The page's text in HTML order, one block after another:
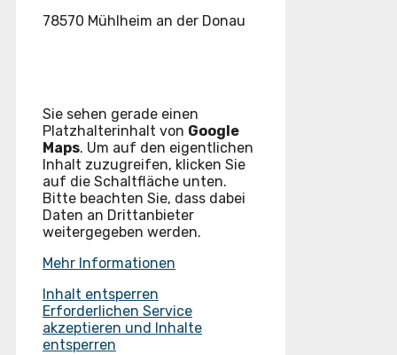
78570 Mühlheim an der Donau
Sie sehen gerade einen
Platzhalterinhalt von Google
Maps. Um auf den eigentlichen
Inhalt zuzugreifen, klicken Sie
auf die Schaltfläche unten.
Bitte beachten Sie, dass dabei
Daten an Drittanbieter
weitergegeben werden.
Mehr Informationen
Inhalt entsperren
Erforderlichen Service
akzeptieren und Inhalte
entsperren